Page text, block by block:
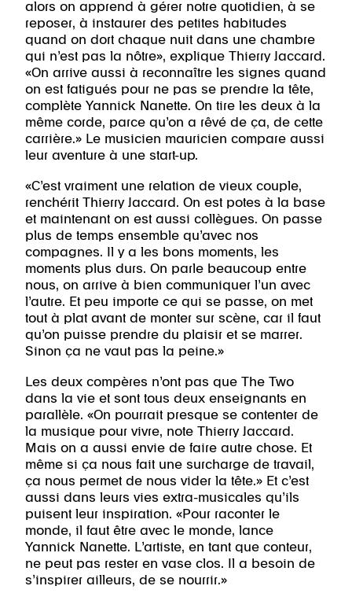
alors on apprend à gérer notre quotidien, à se
reposer, à instaurer des petites habitudes
quand on dort chaque nuit dans une chambre
qui n’est pas la nôtre», explique Thierry Jaccard.
«On arrive aussi à reconnaître les signes quand
on est fatigués pour ne pas se prendre la tête,
complète Yannick Nanette. On tire les deux à la
même corde, parce qu’on a rêvé de ça, de cette
carrière.» Le musicien mauricien compare aussi
leur aventure à une start-up.
«C’est vraiment une relation de vieux couple,
renchérit Thierry Jaccard. On est potes à la base
et maintenant on est aussi collègues. On passe
plus de temps ensemble qu’avec nos
compagnes. Il y a les bons moments, les
moments plus durs. On parle beaucoup entre
nous, on arrive à bien communiquer l’un avec
l’autre. Et peu importe ce qui se passe, on met
tout à plat avant de monter sur scène, car il faut
qu’on puisse prendre du plaisir et se marrer.
Sinon ça ne vaut pas la peine.»
Les deux compères n’ont pas que The Two
dans la vie et sont tous deux enseignants en
parallèle. «On pourrait presque se contenter de
la musique pour vivre, note Thierry Jaccard.
Mais on a aussi envie de faire autre chose. Et
même si ça nous fait une surcharge de travail,
ça nous permet de nous vider la tête.» Et c’est
aussi dans leurs vies extra-musicales qu’ils
puisent leur inspiration. «Pour raconter le
monde, il faut être avec le monde, lance
Yannick Nanette. L’artiste, en tant que conteur,
ne peut pas rester en vase clos. Il a besoin de
s’inspirer ailleurs, de se nourrir.»